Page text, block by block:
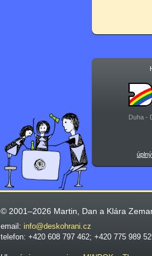
Duha -
© 2001–2026 Martin, Dan a Klára
email: info@deskohrani.cz
telefon: +420 608 797 462; +420 775 989